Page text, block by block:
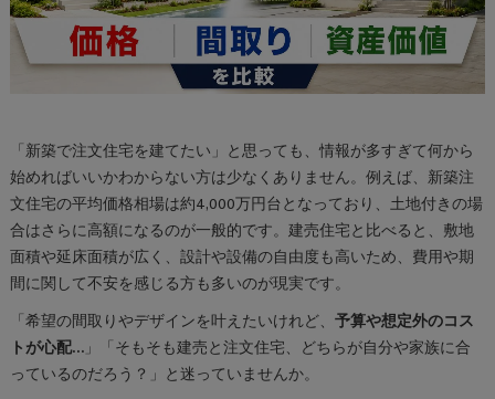
「新築で注文住宅を建てたい」と思っても、情報が多すぎて何から
始めればいいかわからない方は少なくありません。例えば、新築注
文住宅の平均価格相場は約4,000万円台となっており、土地付きの場
合はさらに高額になるのが一般的です。建売住宅と比べると、敷地
面積や延床面積が広く、設計や設備の自由度も高いため、費用や期
間に関して不安を感じる方も多いのが現実です。
「希望の間取りやデザインを叶えたいけれど、 予算や想定外のコス
トが心配…」「そもそも建売と注文住宅、どちらが自分や家族に合
っているのだろう？」と迷っていませんか。